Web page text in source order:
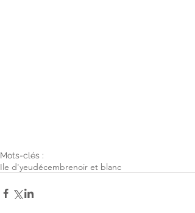
Mots-clés :
Ile d'yeudécembrenoir et blanc